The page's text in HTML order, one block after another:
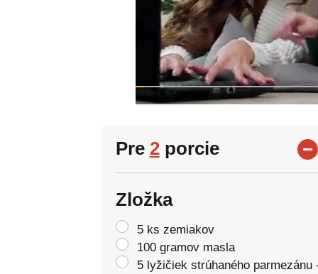
Pre 2porcie
Zložka
5 ks zemiakov
100 gramov masla
5 lyžičiek strúhaného parmezánu